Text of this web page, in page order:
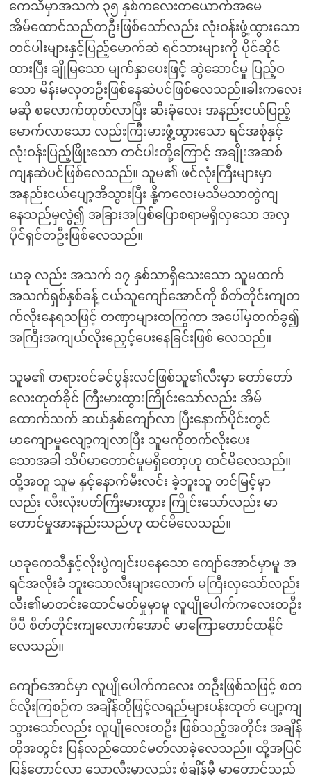
ကေသီမှာအသက် ၃၅ နှစ်ကလေးတယောက်အမေ
အိမ်ထောင်သည်တဦးဖြစ်သော်လည်း လုံးဝန်းဖွံ့ထွားသော
တင်ပါးများနှင့်ပြည့်မောက်ဆဲ ရင်သားများကို ပိုင်ဆိုင်
ထားပြီး ချိုမြသော မျက်နှာပေးဖြင့် ဆွဲဆောင်မှု ပြည့်ဝ
သော မိန်းမလှတဦးဖြစ်နေဆဲပင်ဖြစ်လေသည်။ခါးကလေး
မဆို စလောက်တုတ်လာပြီး ဆီးခုံလေး အနည်းငယ်ပြည့်
မောက်လာသော လည်းကြီးမားဖွံ့ထွားသော ရင်အစုံနှင့်
လုံးဝန်းပြည့်ဖြိုးသော တင်ပါးတို့ကြောင့် အချိုးအဆစ်
ကျနဆဲပင်ဖြစ်လေသည်။ သူမ၏ ဖင်လုံးကြီးများမှာ
အနည်းငယ်ပျော့အိသွားပြီး နို့ကလေးမသိမသာတွဲကျ
နေသည်မှလွဲ၍ အခြားအပြစ်ပြောစရာမရှိလှသော အလှ
ပိုင်ရှင်တဦးဖြစ်လေသည်။
ယခု လည်း အသက် ၁၇ နှစ်သာရှိသေးသော သူမထက်
အသက်ရှစ်နှစ်ခန့် ငယ်သူကျော်အောင်ကို စိတ်တိုင်းကျတ
က်လိုးနေရသဖြင့် တဏှာများထကြွကာ အပေါ်မှတက်ခွ၍
အကြီးအကျယ်လိုးညှေင့်ပေးနေခြင်းဖြစ် လေသည်။
သူမ၏ တရားဝင်ခင်ပွန်းလင်ဖြစ်သူ၏လီးမှာ တော်တော်
လေးတုတ်ခိုင် ကြီးမားထွားကြိုင်းသော်လည်း အိမ်
ထောက်သက် ဆယ်နှစ်ကျော်လာ ပြီးနောက်ပိုင်းတွင်
မာကျောမှုလျော့ကျလာပြီး သူမကိုတက်လိုးပေး
သောအခါ သိပ်မာတောင်မှုမရှိတော့ဟု ထင်မိလေသည်။
ထို့အတူ သူမ နှင့်နောက်မီးလင်း ခဲ့ဘူးသူ တင်မြင့်မှာ
လည်း လီးလုံးပတ်ကြီးမားထွား ကြိုင်းသော်လည်း မာ
တောင်မှုအားနည်းသည်ဟု ထင်မိလေသည်။
ယခုကေသီနှင့်လိုးပွဲကျင်းပနေသော ကျော်အောင်မှာမူ အ
ရင်အလိုးခံ ဘူးသောလီးများလောက် မကြီးလှသော်လည်း
လီး၏မာတင်းထောင်မတ်မှုမှာမူ လူပျိုပေါက်ကလေးတဦး
ပီပီ စိတ်တိုင်းကျလောက်အောင် မာကြောတောင်ထနိုင်
လေသည်။
ကျော်အောင်မှာ လူပျိုပေါက်ကလေး တဦးဖြစ်သဖြင့် စတ
င်လိုးကြစဉ်က အချိန်တိုဖြင့်လရည်များပန်းထုတ် ပျော့ကျ
သွားသော်လည်း လူပျိုလေးတဦး ဖြစ်သည့်အတိုင်း အချိန်
တိုအတွင်း ပြန်လည်ထောင်မတ်လာခဲ့လေသည်။ ထို့အပြင်
ပြန်တောင်လာ သောလီးမှာလည်း စံချိန်မှီ မာတောင်သည်